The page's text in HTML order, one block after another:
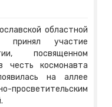
областной
принял участие
посвященном
честь космонавта
на аллее
просветительским